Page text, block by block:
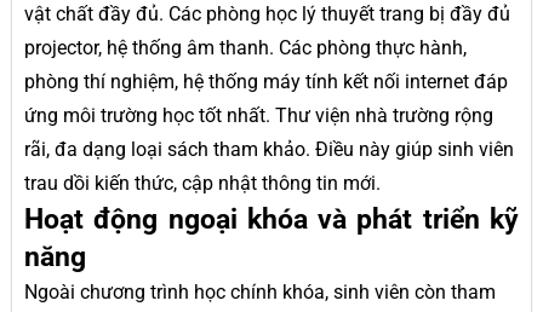
vật chất đầy đủ. Các phòng học lý thuyết trang bị đầy đủ
projector, hệ thống âm thanh. Các phòng thực hành,
phòng thí nghiệm, hệ thống máy tính kết nối internet đáp
ứng môi trường học tốt nhất. Thư viện nhà trường rộng
rãi, đa dạng loại sách tham khảo. Điều này giúp sinh viên
trau dồi kiến thức, cập nhật thông tin mới.
Hoạt động ngoại khóa và phát triển kỹ
năng
Ngoài chương trình học chính khóa, sinh viên còn tham